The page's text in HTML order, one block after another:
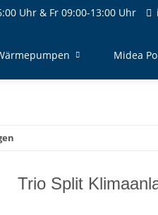
Uhr & Fr 09:00-13:00 Uhr
Midea
Trio Split